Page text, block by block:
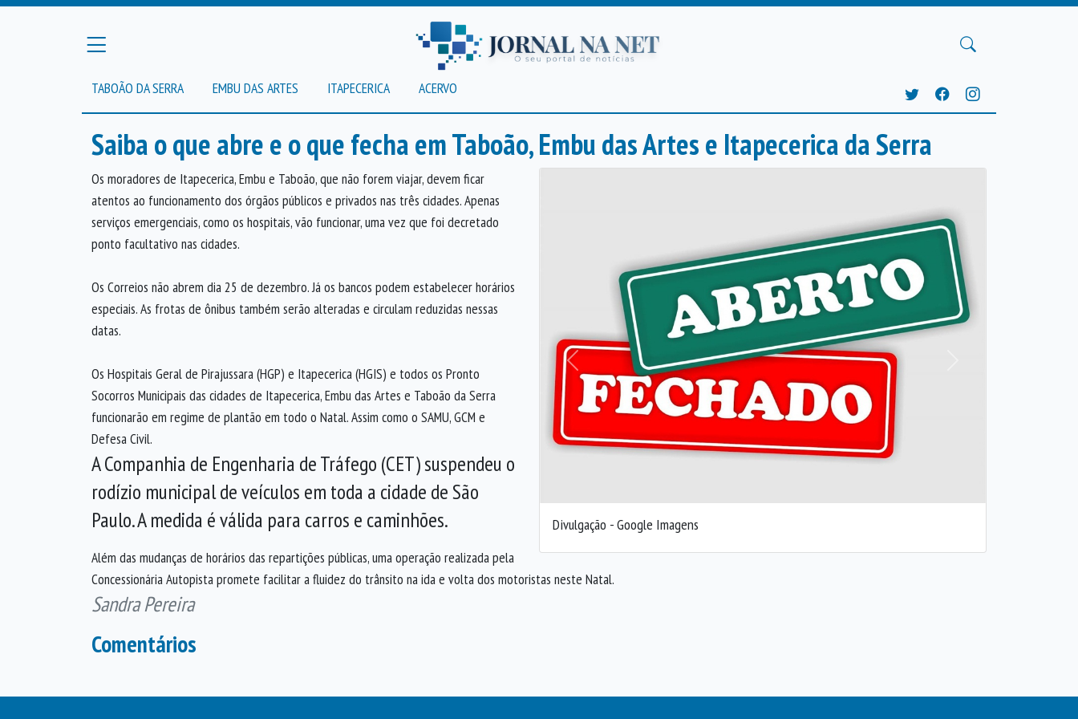
TABOÃO DA SERRA EMBU DAS ARTES ITAPECERICA ACERVO
Saiba o que abre e o que fecha em Taboão, Embu das Artes e Itapecerica da Serra
Divulgação - Google Imagens
Anterior
Os moradores de Itapecerica, Embu e Taboão, que não forem viajar, devem ficar
atentos ao funcionamento dos órgãos públicos e privados nas três cidades. Apenas
serviços emergenciais, como os hospitais, vão funcionar, uma vez que foi decretado
ponto facultativo nas cidades.
Os Correios não abrem dia 25 de dezembro. Já os bancos podem estabelecer horários
especiais. As frotas de ônibus também serão alteradas e circulam reduzidas nessas
datas.
Os Hospitais Geral de Pirajussara (HGP) e Itapecerica (HGIS) e todos os Pronto
Socorros Municipais das cidades de Itapecerica, Embu das Artes e Taboão da Serra
funcionarão em regime de plantão em todo o Natal. Assim como o SAMU, GCM e
Defesa Civil.
A Companhia de Engenharia de Tráfego (CET) suspendeu o
rodízio municipal de veículos em toda a cidade de São
Paulo. A medida é válida para carros e caminhões.
Além das mudanças de horários das repartições públicas, uma operação realizada pela
Concessionária Autopista promete facilitar a fluidez do trânsito na ida e volta dos motoristas neste Natal.
Sandra Pereira
Comentários